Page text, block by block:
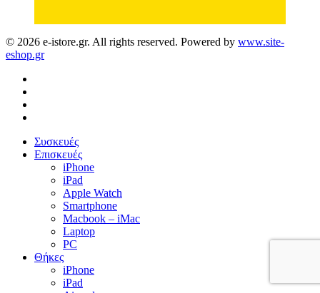
© 2026 e-istore.gr. All rights reserved. Powered by www.site-
eshop.gr
Close
Menu
Συσκευές
Επισκευές
iPhone
iPad
Apple Watch
Smartphone
Macbook – iMac
Laptop
PC
Θήκες
iPhone
iPad